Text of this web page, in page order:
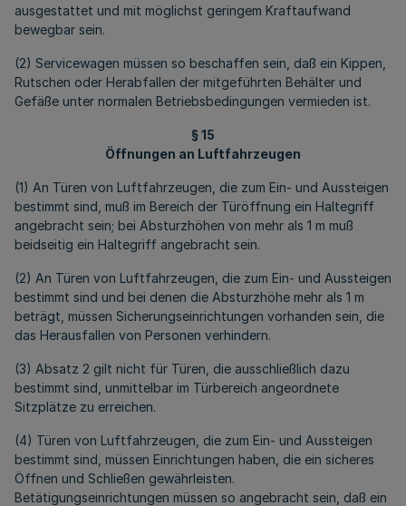
ausgestattet und mit möglichst geringem Kraftaufwand
bewegbar sein.
(2) Servicewagen müssen so beschaffen sein, daß ein Kippen,
Rutschen oder Herabfallen der mitgeführten Behälter und
Gefäße unter normalen Betriebsbedingungen vermieden ist.
§ 15
Öffnungen an Luftfahrzeugen
(1) An Türen von Luftfahrzeugen, die zum Ein- und Aussteigen
bestimmt sind, muß im Bereich der Türöffnung ein Haltegriff
angebracht sein; bei Absturzhöhen von mehr als 1 m muß
beidseitig ein Haltegriff angebracht sein.
(2) An Türen von Luftfahrzeugen, die zum Ein- und Aussteigen
bestimmt sind und bei denen die Absturzhöhe mehr als 1 m
beträgt, müssen Sicherungseinrichtungen vorhanden sein, die
das Herausfallen von Personen verhindern.
(3) Absatz 2 gilt nicht für Türen, die ausschließlich dazu
bestimmt sind, unmittelbar im Türbereich angeordnete
Sitzplätze zu erreichen.
(4) Türen von Luftfahrzeugen, die zum Ein- und Aussteigen
bestimmt sind, müssen Einrichtungen haben, die ein sicheres
Öffnen und Schließen gewährleisten.
Betätigungseinrichtungen müssen so angebracht sein, daß ein